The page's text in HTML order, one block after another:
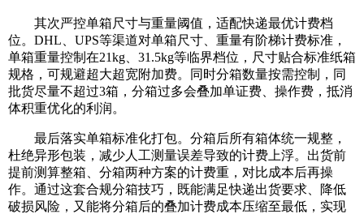
其次严控单箱尺寸与重量阈值，适配快递最优计费档
位。DHL、UPS等渠道对单箱尺寸、重量有阶梯计费标准，
单箱重量控制在21kg、31.5kg等临界档位，尺寸贴合标准纸箱
规格，可规避超大超宽附加费。同时分箱数量按需控制，同
批货尽量不超过3箱，分箱过多会叠加单证费、操作费，抵消
体积重优化的利润。
最后落实单箱标准化打包。分箱后所有箱体统一规整，
杜绝异形包装，减少人工测量误差导致的计费上浮。出货前
提前测算整箱、分箱两种方案的计费重，对比成本后再操
作。通过这套合规分箱技巧，既能满足快递出货要求、降低
破损风险，又能将分箱后的叠加计费成本压缩至最低，实现